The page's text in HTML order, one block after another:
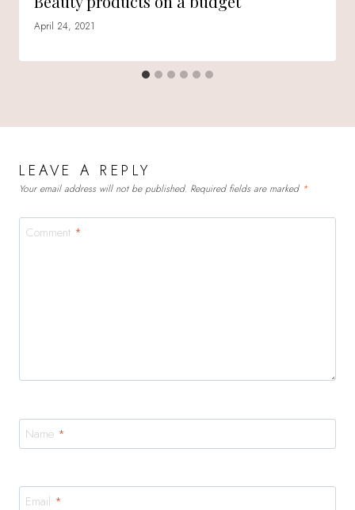
April 24, 2021
LEAVE A REPLY
Your email address will not be published. Required fields are marked *
Comment *
Name *
Email *